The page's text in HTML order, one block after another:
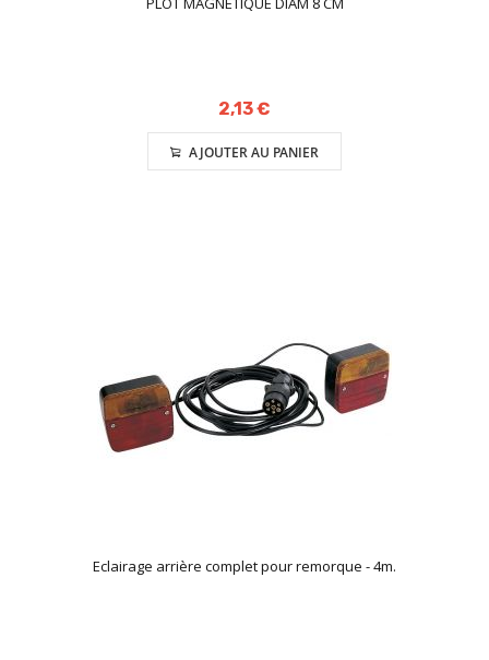
2,13 €
AJOUTER AU PANIER
Eclairage arrière complet pour remorque - 4m.